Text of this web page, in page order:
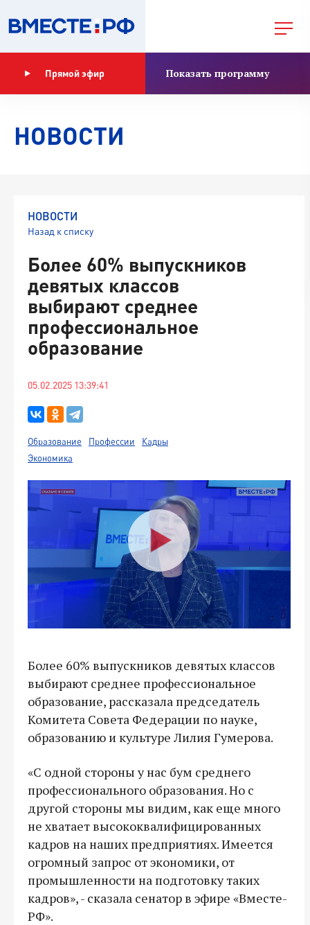
Прямой эфир Показать программу
НОВОСТИ
НОВОСТИ
Назад к списку
Более 60% выпускников
девятых классов
выбирают среднее
профессиональное
образование
05.02.2025 13:39:41
Образование Профессии
Кадры
Экономика
Более 60% выпускников девятых классов
выбирают среднее профессиональное
образование, рассказала председатель
Комитета Совета Федерации по науке,
образованию и культуре Лилия Гумерова.
«С одной стороны у нас бум среднего
профессионального образования. Но с
другой стороны мы видим, как еще много
не хватает высококвалифицированных
кадров на наших предприятиях. Имеется
огромный запрос от экономики, от
промышленности на подготовку таких
кадров», - сказала сенатор в эфире «Вместе-
РФ».